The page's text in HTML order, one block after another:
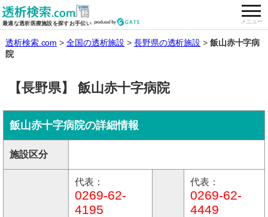
最適な透析医療施設を探すお手伝い メニュー
全国の透析施設を検索する
透析検索.com 全国の透析施設 長野県の透析施設
飯山赤十字病
院
【長野県】 飯山赤十字病院
飯山赤十字病院の詳細情報
施設区分
代表：
0269-62-
4195
代表：
0269-62-
4449